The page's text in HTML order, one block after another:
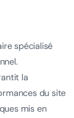
spécialisé
la
du site
mis en